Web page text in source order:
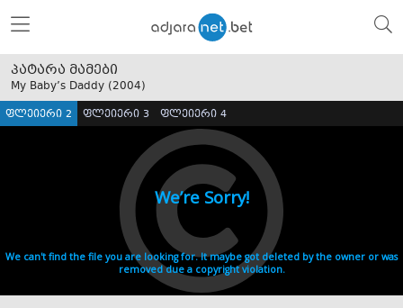
პატარა მამები
My Baby’s Daddy (2004)
ფლეიერი 2 ფლეიერი 3 ფლეიერი 4